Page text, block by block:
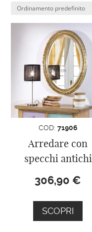
COD: 71906
Arredare con
specchi antichi
306,90 €
SCOPRI